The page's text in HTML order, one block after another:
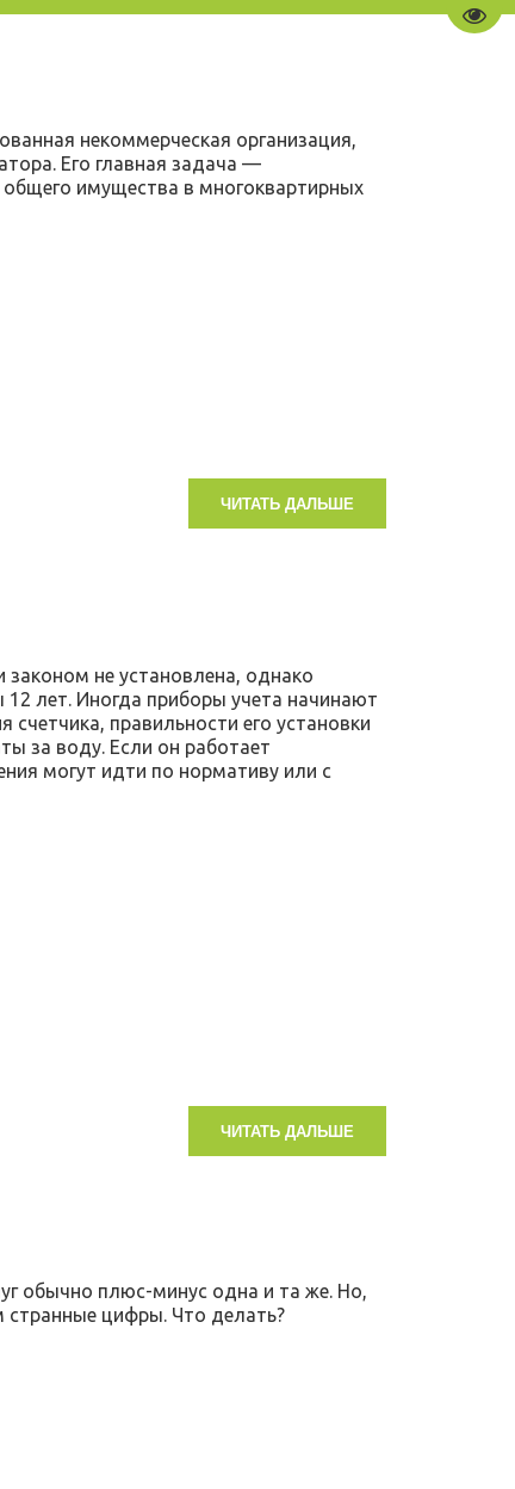
некоммерческая организация,
Его главная задача —
общего имущества в многоквартирных
ЧИТАТЬ ДАЛЬШЕ
не установлена, однако
лет. Иногда приборы учета начинают
правильности его установки
за воду. Если он работает
могут идти по нормативу или с
ЧИТАТЬ ДАЛЬШЕ
обычно плюс-минус одна и та же. Но,
цифры. Что делать?